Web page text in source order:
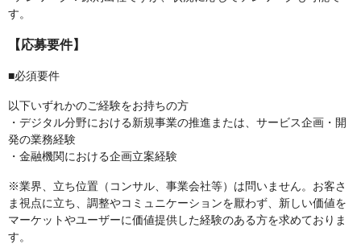
す。
【応募要件】
■必須要件
以下いずれかのご経験をお持ちの方
・デジタル分野における新規事業の推進または、サービス企画・開
発の業務経験
・金融機関における企画立案経験
※業界、立ち位置（コンサル、事業会社等）は問いません。お客さ
ま視点に立ち、調整やコミュニケーションを厭わず、新しい価値を
マーケットやユーザーに価値提供した経験のある方を求めておりま
す。